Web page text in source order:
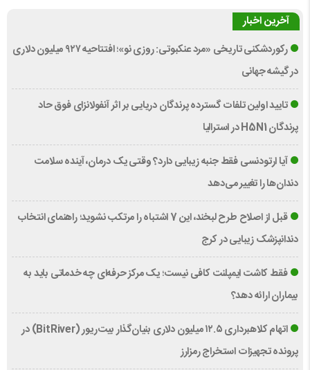
آخرین اخبار
رکوردشکنی تاریخی «مرد عنکبوتی: روزی نو»؛ افتتاحیه ۹۲۷ میلیون دلاری
در گیشه جهانی
تایید اولین تلفات گسترده پرندگان دریایی بر اثر آنفولانزای فوق حاد
پرندگان H5N1 در استرالیا
آیا ارتودنسی فقط جنبه زیبایی دارد؟ وقتی یک درمان، آینده سلامت
دندان‌ها را تغییر می‌دهد
قبل از اصلاح طرح لبخند، این 7 اشتباه را مرتکب نشوید؛ راهنمای انتخاب
دندانپزشک زیبایی در کرج
فقط کاشت ایمپلنت کافی نیست؛ یک مرکز حرفه‌ای چه خدماتی باید به
بیماران ارائه دهد؟
اتهام کلاهبرداری ۱۲.۵ میلیون دلاری بنیان‌گذار بیت‌ریور (BitRiver) در
پرونده تجهیزات استخراج رمزارز